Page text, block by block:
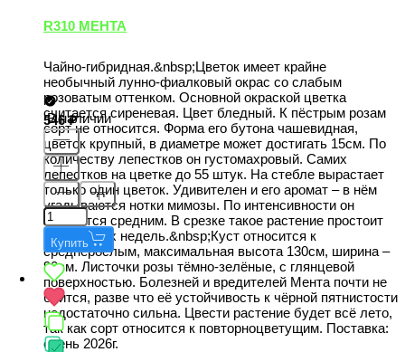
R310 МЕНТА
Чайно-гибридная.&nbsp;Цветок имеет крайне
необычный лунно-фиалковый окрас со слабым
розоватым оттенком. Основной окраской цветка
считается сиреневая. Цвет бледный. К пёстрым розам
сорт не относится. Форма его бутона чашевидная,
цветок крупный, в диаметре может достигать 15см. По
количеству лепестков он густомахровый. Самих
лепестков на цветке до 55 штук. На стебле вырастает
только один цветок. Удивителен и его аромат – в нём
угадываются нотки мимозы. По интенсивности он
считается средним. В срезке такое растение простоит
порядка 2-х недель.&nbsp;Куст относится к
среднерослым, максимальная высота 130см, ширина –
90см. Листочки розы тёмно-зелёные, с глянцевой
поверхностью. Болезней и вредителей Мента почти не
боится, разве что её устойчивость к чёрной пятнистости
недостаточно сильна. Цвести растение будет всё лето,
так как сорт относится к повторноцветущим. Поставка:
осень 2026г.
В наличии
546
Купить